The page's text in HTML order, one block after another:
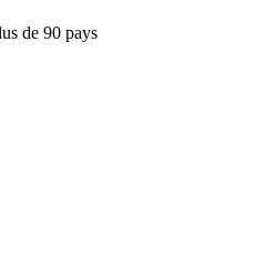
de 90 pays